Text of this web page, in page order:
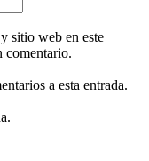
sitio web en este
comentario.
a esta entrada.